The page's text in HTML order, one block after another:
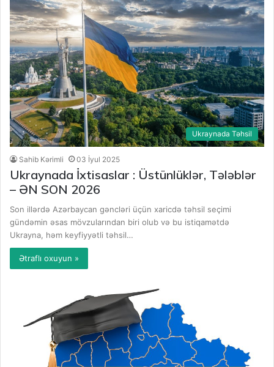
Ukraynada Təhsil
Sahib Kərimli 03 İyul 2025
Ukraynada İxtisaslar : Üstünlüklər, Tələblər
– ƏN SON 2026
Son illərdə Azərbaycan gəncləri üçün xaricdə təhsil seçimi
gündəmin əsas mövzularından biri olub və bu istiqamətdə
Ukrayna, həm keyfiyyətli təhsil…
Ətraflı oxuyun »